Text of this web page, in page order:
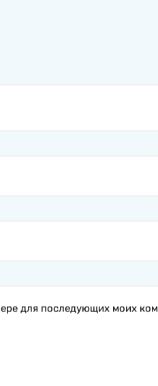
для последующих моих